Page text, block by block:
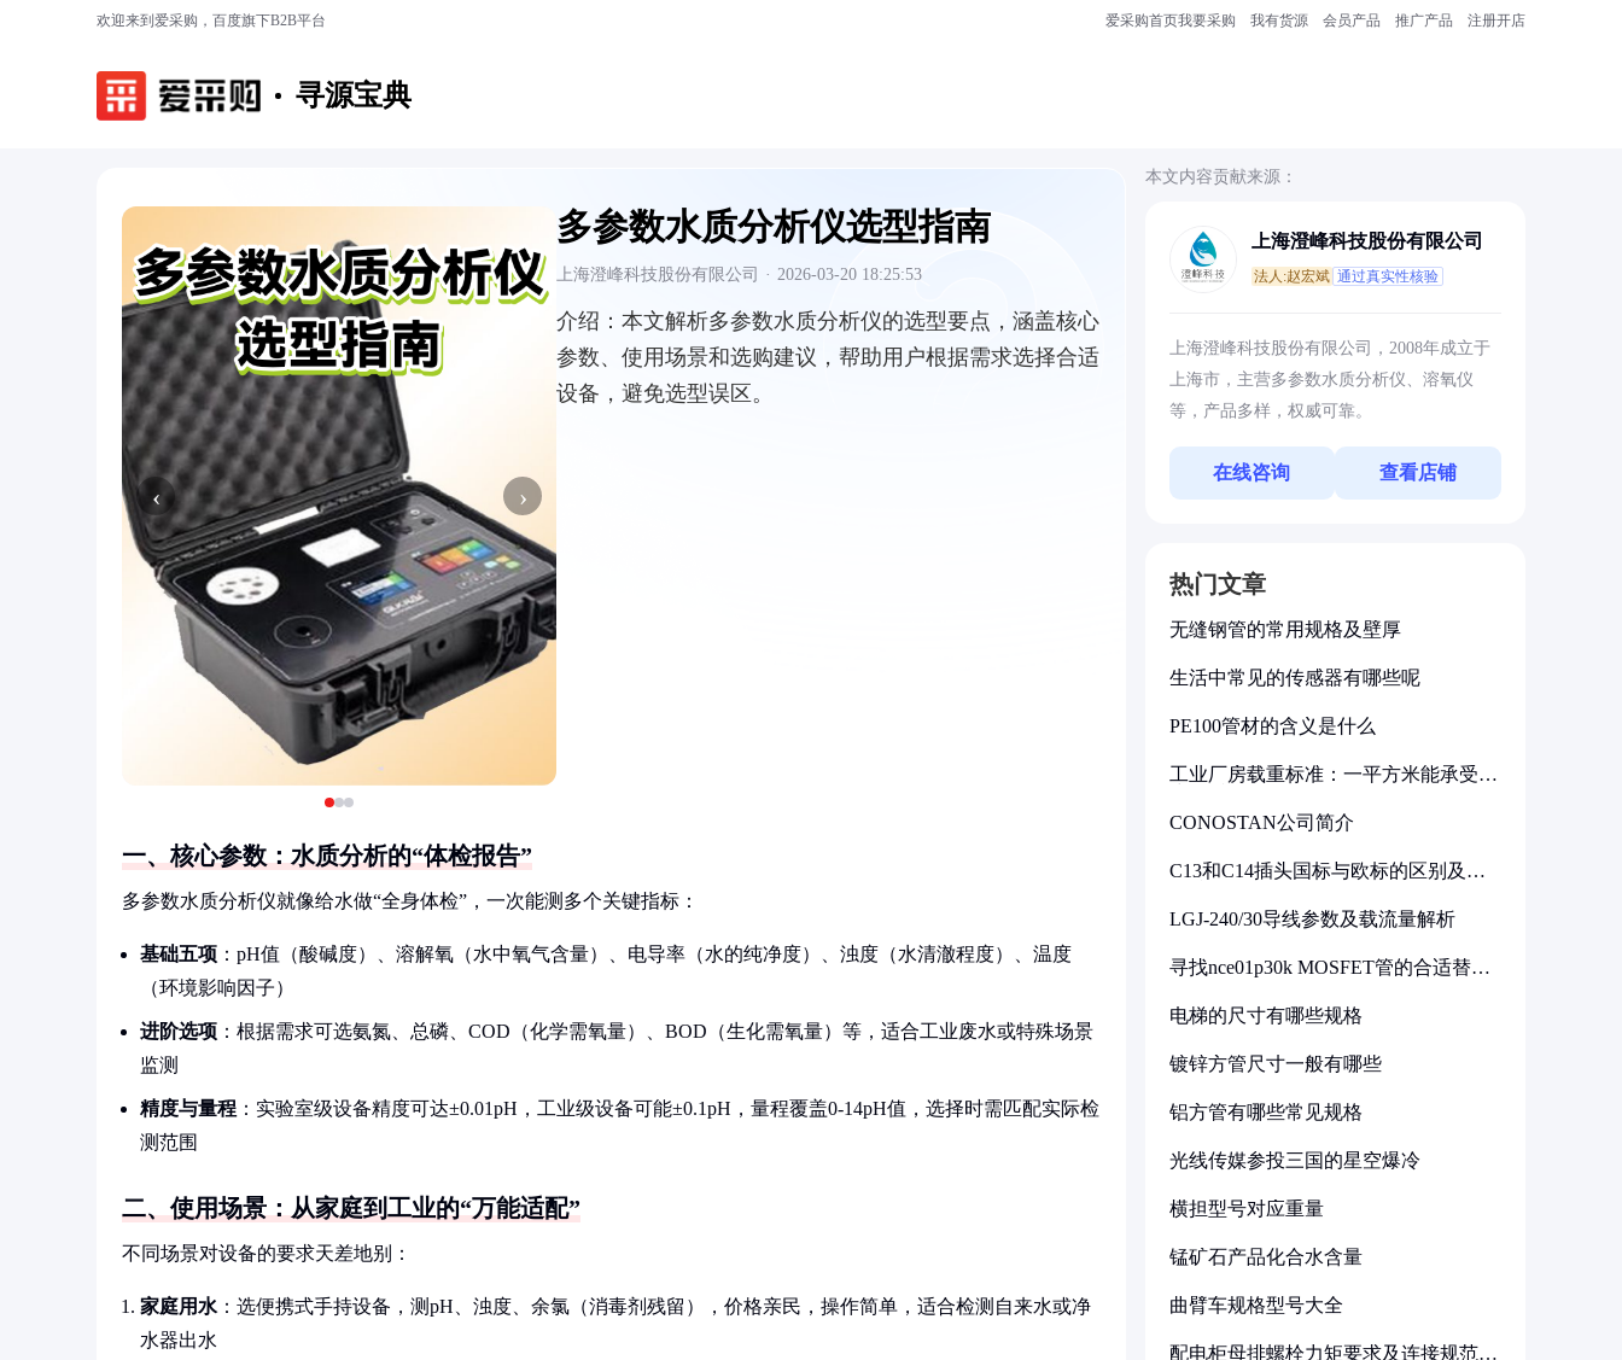
欢迎来到爱采购，百度旗下B2B平台 爱采购首页我要采购 我有货源 会员产品 推广产品 注册开店
寻源宝典
‹ ›
多参数水质分析仪选型指南
上海澄峰科技股份有限公司 · 2026-03-20 18:25:53
介绍： 本文解析多参数水质分析仪的选型要点，涵盖核心
参数、使用场景和选购建议，帮助用户根据需求选择合适
设备，避免选型误区。
一、核心参数：水质分析的“体检报告”
多参数水质分析仪就像给水做“全身体检”，一次能测多个关键指标：
基础五项 ：pH值（酸碱度）、溶解氧（水中氧气含量）、电导率（水的纯净度）、浊度（水清澈程度）、温度
（环境影响因子）
进阶选项 ：根据需求可选氨氮、总磷、COD（化学需氧量）、BOD（生化需氧量）等，适合工业废水或特殊场景
监测
精度与量程 ：实验室级设备精度可达±0.01pH，工业级设备可能±0.1pH，量程覆盖0-14pH值，选择时需匹配实际检
测范围
二、使用场景：从家庭到工业的“万能适配”
不同场景对设备的要求天差地别：
家庭用水 ：选便携式手持设备，测pH、浊度、余氯（消毒剂残留），价格亲民，操作简单，适合检测自来水或净
水器出水
本文内容贡献来源：
上海澄峰科技股份有限公司
法人:赵宏斌 通过真实性核验
上海澄峰科技股份有限公司，2008年成立于
上海市，主营多参数水质分析仪、溶氧仪
等，产品多样，权威可靠。
在线咨询 查看店铺
热门文章
无缝钢管的常用规格及壁厚
生活中常见的传感器有哪些呢
PE100管材的含义是什么
工业厂房载重标准：一平方米能承受多
CONOSTAN公司简介
C13和C14插头国标与欧标的区别及其
LGJ-240/30导线参数及载流量解析
寻找nce01p30k MOSFET管的合适替代
电梯的尺寸有哪些规格
镀锌方管尺寸一般有哪些
铝方管有哪些常见规格
光线传媒参投三国的星空爆冷
横担型号对应重量
锰矿石产品化合水含量
曲臂车规格型号大全
配电柜母排螺栓力矩要求及连接规范详